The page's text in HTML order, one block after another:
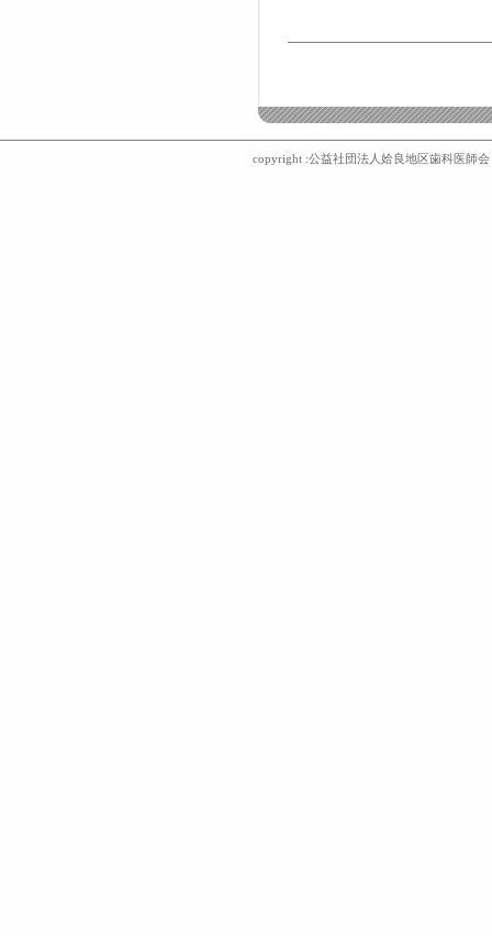
copyright :公益社団法人姶良地区歯科医師